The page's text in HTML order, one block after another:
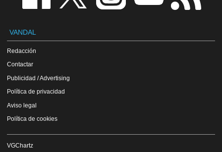
VANDAL
Redacción
Contactar
Publicidad / Advertising
Política de privacidad
Aviso legal
Política de cookies
VGChartz